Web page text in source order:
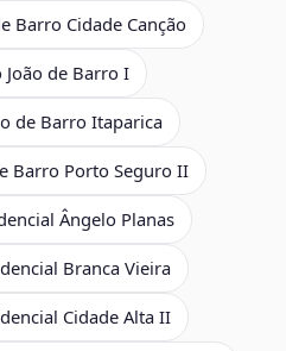
Barro Cidade Canção
João de Barro I
de Barro Itaparica
Barro Porto Seguro II
Ângelo Planas
Branca Vieira
Cidade Alta II